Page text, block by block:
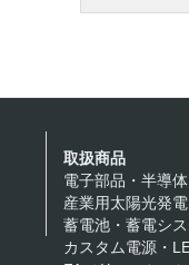
取扱商品
電子部品・半導体
産業用太陽光発電
蓄電池・蓄電シ
カスタム電源・